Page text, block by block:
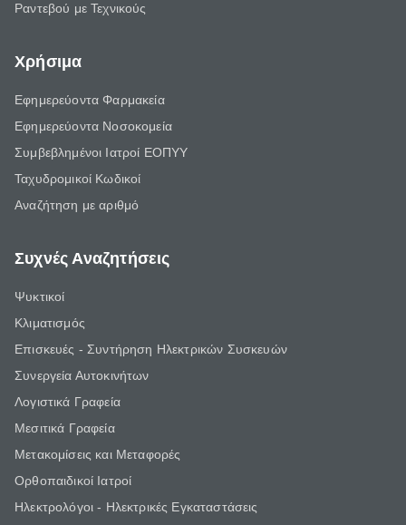
Ραντεβού με Τεχνικούς
Χρήσιμα
Εφημερεύοντα Φαρμακεία
Εφημερεύοντα Νοσοκομεία
Συμβεβλημένοι Ιατροί ΕΟΠΥΥ
Ταχυδρομικοί Κωδικοί
Αναζήτηση με αριθμό
Συχνές Αναζητήσεις
Ψυκτικοί
Κλιματισμός
Επισκευές - Συντήρηση Ηλεκτρικών Συσκευών
Συνεργεία Αυτοκινήτων
Λογιστικά Γραφεία
Μεσιτικά Γραφεία
Μετακομίσεις και Μεταφορές
Ορθοπαιδικοί Ιατροί
Ηλεκτρολόγοι - Ηλεκτρικές Εγκαταστάσεις